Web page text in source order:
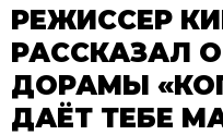
РЕЖИССЕР
РАССКАЗАЛ
ДОРАМЫ
ДАЁТ ТЕБЕ